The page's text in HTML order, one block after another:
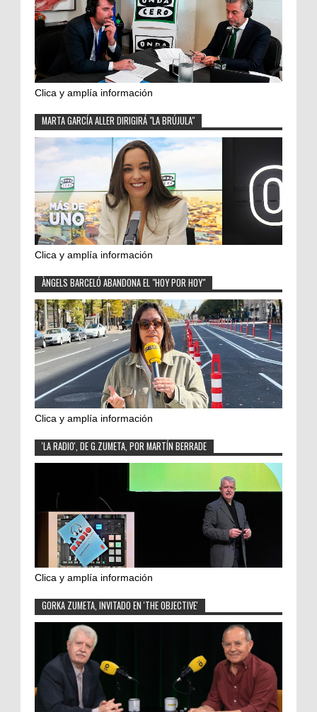
Clica y amplía información
MARTA GARCÍA ALLER DIRIGIRÁ "LA BRÚJULA"
Clica y amplía información
ÀNGELS BARCELÓ ABANDONA EL "HOY POR HOY"
Clica y amplía información
'LA RADIO', DE G.ZUMETA, POR MARTÍN BERRADE
Clica y amplía información
GORKA ZUMETA, INVITADO EN 'THE OBJECTIVE'